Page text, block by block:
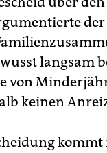
der
langsam
von
keinen